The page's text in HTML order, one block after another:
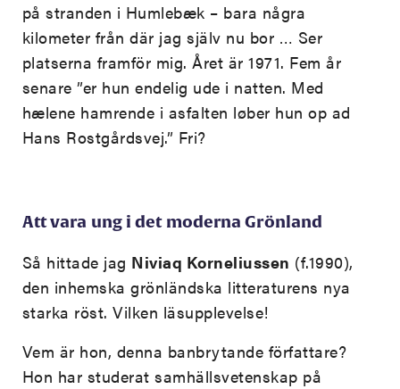
på stranden i Humlebæk – bara några
kilometer från där jag själv nu bor … Ser
platserna framför mig. Året är 1971. Fem år
senare ”er hun endelig ude i natten. Med
hælene hamrende i asfalten løber hun op ad
Hans Rostgårdsvej.” Fri?
Att vara ung i det moderna Grönland
Så hittade jag Niviaq Korneliussen (f.1990),
den inhemska grönländska litteraturens nya
starka röst. Vilken läsupplevelse!
Vem är hon, denna banbrytande författare?
Hon har studerat samhällsvetenskap på